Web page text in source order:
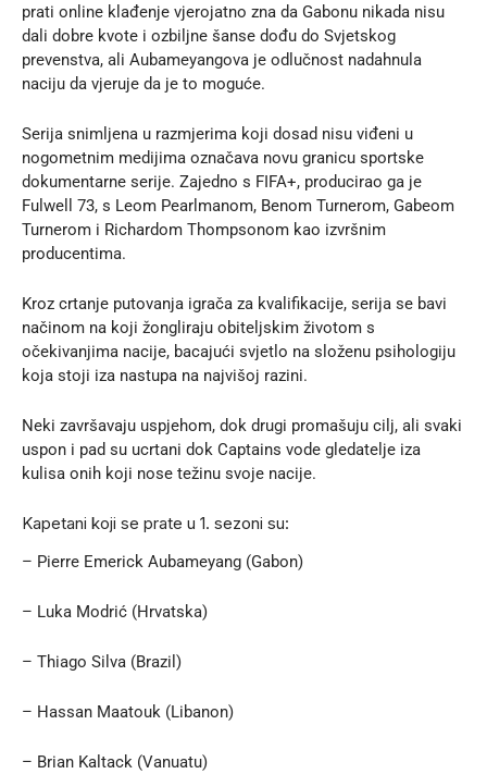
prati online klađenje vjerojatno zna da Gabonu nikada nisu
dali dobre kvote i ozbiljne šanse dođu do Svjetskog
prevenstva, ali Aubameyangova je odlučnost nadahnula
naciju da vjeruje da je to moguće.
Serija snimljena u razmjerima koji dosad nisu viđeni u
nogometnim medijima označava novu granicu sportske
dokumentarne serije. Zajedno s FIFA+, producirao ga je
Fulwell 73, s Leom Pearlmanom, Benom Turnerom, Gabeom
Turnerom i Richardom Thompsonom kao izvršnim
producentima.
Kroz crtanje putovanja igrača za kvalifikacije, serija se bavi
načinom na koji žongliraju obiteljskim životom s
očekivanjima nacije, bacajući svjetlo na složenu psihologiju
koja stoji iza nastupa na najvišoj razini.
Neki završavaju uspjehom, dok drugi promašuju cilj, ali svaki
uspon i pad su ucrtani dok Captains vode gledatelje iza
kulisa onih koji nose težinu svoje nacije.
Kapetani koji se prate u 1. sezoni su:
– Pierre Emerick Aubameyang (Gabon)
– Luka Modrić (Hrvatska)
– Thiago Silva (Brazil)
– Hassan Maatouk (Libanon)
– Brian Kaltack (Vanuatu)